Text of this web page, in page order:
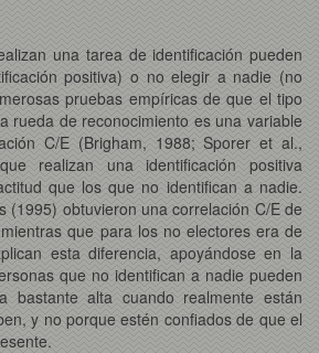
una tarea de identificación pueden
positiva) o no elegir a nadie (no
pruebas empíricas de que el tipo
rueda de reconocimiento es una variable
C/E (Brigham, 1988; Sporer et al.,
realizan una identificación positiva
que los que no identifican a nadie.
(1995) obtuvieron una correlación C/E de
que para los no electores era de
esta diferencia, apoyándose en la
que no identifican a nadie pueden
bastante alta cuando realmente están
y no porque estén confiados de que el